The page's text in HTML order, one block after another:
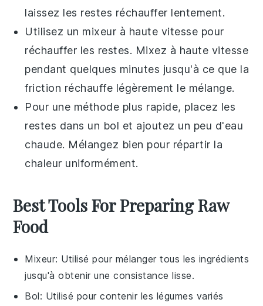
laissez les restes réchauffer lentement.
Utilisez un mixeur à haute vitesse pour
réchauffer les restes. Mixez à haute vitesse
pendant quelques minutes jusqu'à ce que la
friction réchauffe légèrement le mélange.
Pour une méthode plus rapide, placez les
restes dans un bol et ajoutez un peu d'eau
chaude. Mélangez bien pour répartir la
chaleur uniformément.
Best Tools For Preparing Raw
Food
Mixeur: Utilisé pour mélanger tous les ingrédients
jusqu'à obtenir une consistance lisse.
Bol: Utilisé pour contenir les légumes variés